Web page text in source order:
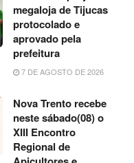
megaloja de Tijucas
protocolado e
aprovado pela
prefeitura
7 DE AGOSTO DE 2026
Nova Trento recebe
neste sábado(08) o
XIII Encontro
Regional de